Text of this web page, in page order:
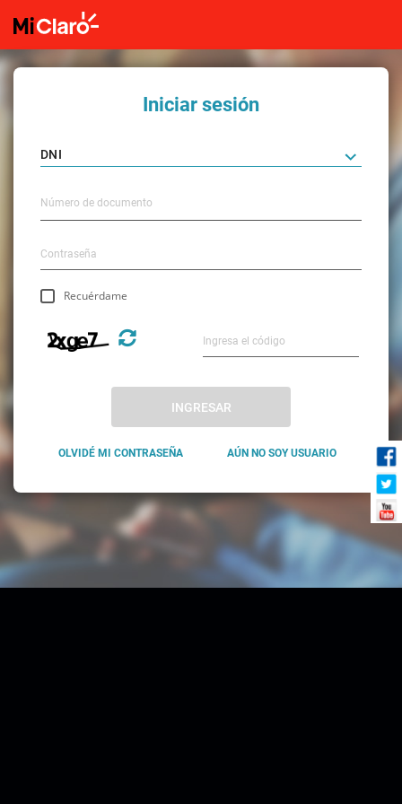
Iniciar sesión
Recuérdame
INGRESAR
OLVIDÉ MI CONTRASEÑA AÚN NO SOY USUARIO